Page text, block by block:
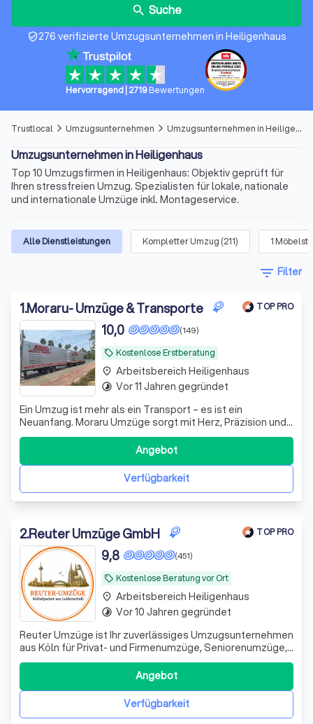
search Suche
verified_user276 verifizierte Umzugsunternehmen in Heiligenhaus
Hervorragend 2719Bewertungen
Trustlocal arrow_forward_ios Umzugsunternehmen arrow_forward_ios Umzugsunternehmen in Heiligenhaus
Umzugsunternehmen in Heiligenhaus
Top 10 Umzugsfirmen in Heiligenhaus: Objektiv geprüft für
Ihren stressfreien Umzug. Spezialisten für lokale, nationale
und internationale Umzüge inkl. Montageservice.
Alle Dienstleistungen Kompletter Umzug (211) 1
filter_list Filter
1.Moraru- Umzüge & Transporte TOP PRO
local_offer Kostenlose Erstberatung
(149)
10,0
Ein Umzug ist mehr als ein Transport – es ist ein
Neuanfang. Moraru Umzüge sorgt mit Herz, Präzision und
Erfahrung für einen stressfreien Start in Ihr neues
Verfügbarkeit
Angebot
place Arbeitsbereich Heiligenhaus
timelapse Vor 11 Jahren gegründet
2.Reuter Umzüge GmbH TOP PRO
local_offer Kostenlose Beratung vor Ort
(451)
9,8
Reuter Umzüge ist Ihr zuverlässiges Umzugsunternehmen
aus Köln für Privat- und Firmenumzüge, Seniorenumzüge,
Fernumzüge sowie Entrümpelungen und
Deshalb legen wir großen Wert auf eine persönliche und
individuelle Beratung. Gerne vereinbaren wir m
Verfügbarkeit
Angebot
place Arbeitsbereich Heiligenhaus
timelapse Vor 10 Jahren gegründet